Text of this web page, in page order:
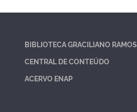
BIBLIOTECA GRACILIANO RAMOS
CENTRAL DE CONTEÚDO
ACERVO ENAP